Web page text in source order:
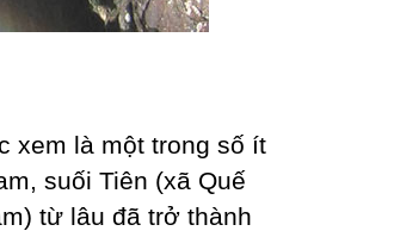
xem là một trong số ít
suối Tiên (xã Quế
từ lâu đã trở thành